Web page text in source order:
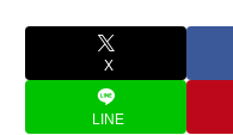
X
LINE